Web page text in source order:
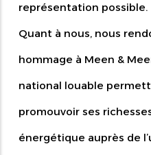
représentation possible.
Quant à nous, nous
hommage à Meen &
national louable
promouvoir ses
énergétique auprès de